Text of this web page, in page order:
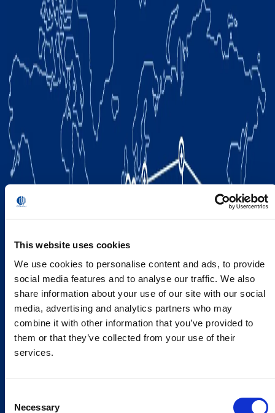
This website uses cookies
We use cookies to personalise content and ads, to provide
social media features and to analyse our traffic. We also
share information about your use of our site with our social
media, advertising and analytics partners who may
combine it with other information that you’ve provided to
them or that they’ve collected from your use of their
services.
Selection
Necessary